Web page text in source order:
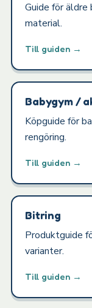
Guide för äldre
material.
Till guiden →
Babygym /
Köpguide för
rengöring.
Till guiden →
Bitring
Produktguide
varianter.
Till guiden →